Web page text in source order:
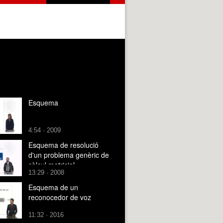
Esquema
4:54 · 2009
Esquema de resolució
d'un problema genèric de
càlcul matricial
d'estructures
13:29 · 2008
Esquema de un
reconocedor de voz
11:32 · 2016